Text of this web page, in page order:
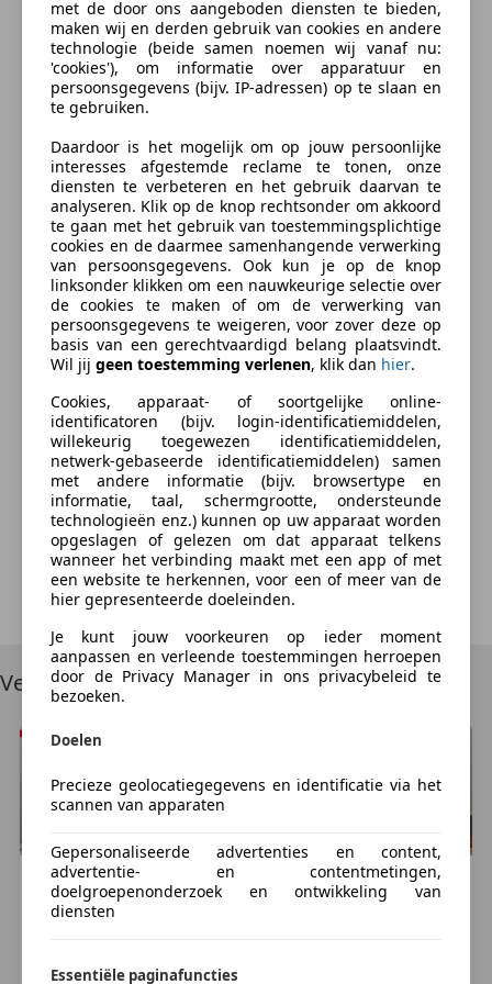
te mogen besturen.
De Black Edition-uitvoering van de nieuwe Peugeot
Metropolis is uitgerust met ABS en heeft een
gestroomlijnde styling met 13” wielen. Als kers op de
taart is hij ook veiliger, stabieler en makkelijker te
besturen door toepassing van verfijnde
technologieën.
MotoPort Leek nu al meer dan 35 jaar de grootste,
mooiste en gezelligste motorzaak van het noorden...
Officieel dealer van : Aprilia, Kawasaki, Kymco, Moto-
Guzzi, Piaggio, Suzuki, Vespa en QJMotors.
Tevens een grote voorraad goed onderhouden
Occasions. Bij ons ga je zeker slagen.
Betaling in termijnen mogelijk (toetsing en registratie
BKR te Tiel).
De geadverteerde prijs is de rijklaar prijs inclusief
afleveringskosten en onvermijdbare kosten.
Voordelig en goed verzekeren? kijk op
www.motoportleek.nl voor meer informatie over een
voordelige verzekering voor jouw motor. En klik
motor bij ons hebt gekocht)
Wat te denken van een kledingshop van meer dan
sportief leer tot functionele textielkleding en we
hebben altijd meer dan 750 helmen op voorraad.
Verzekering
Autoverzekering van de
INDEPENDER
Bereken je premie
Kenteken
Bereken nu
Something went wrong
We're sorry, but something unexpected happened.
Please try again or refresh the page.
Try Again
Vergelijkbare voertuigen
Peugeot Metropolis
€ 9.490
GOES, NL
PeugeotMetropolis
met de door ons aangeboden diensten te bieden,
maken wij en derden gebruik van cookies en andere
technologie (beide samen noemen wij vanaf nu:
'cookies'), om informatie over apparatuur en
persoonsgegevens (bijv. IP-adressen) op te slaan en
te gebruiken.
Daardoor is het mogelijk om op jouw persoonlijke
interesses afgestemde reclame te tonen, onze
diensten te verbeteren en het gebruik daarvan te
analyseren. Klik op de knop rechtsonder om akkoord
te gaan met het gebruik van toestemmingsplichtige
cookies en de daarmee samenhangende verwerking
van persoonsgegevens. Ook kun je op de knop
linksonder klikken om een nauwkeurige selectie over
de cookies te maken of om de verwerking van
persoonsgegevens te weigeren, voor zover deze op
basis van een gerechtvaardigd belang plaatsvindt.
Wil jij geen toestemming verlenen, klik dan hier.
Cookies, apparaat- of soortgelijke online-
identificatoren (bijv. login-identificatiemiddelen,
willekeurig toegewezen identificatiemiddelen,
netwerk-gebaseerde identificatiemiddelen) samen
met andere informatie (bijv. browsertype en
informatie, taal, schermgrootte, ondersteunde
technologieën enz.) kunnen op uw apparaat worden
opgeslagen of gelezen om dat apparaat telkens
wanneer het verbinding maakt met een app of met
een website te herkennen, voor een of meer van de
hier gepresenteerde doeleinden.
Je kunt jouw voorkeuren op ieder moment
aanpassen en verleende toestemmingen herroepen
door de Privacy Manager in ons privacybeleid te
bezoeken.
Doelen
Precieze geolocatiegegevens en identificatie via het
scannen van apparaten
Gepersonaliseerde advertenties en content,
advertentie- en contentmetingen,
doelgroepenonderzoek en ontwikkeling van
diensten
Essentiële paginafuncties